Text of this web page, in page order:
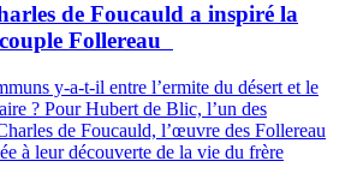
de Foucauld a inspiré la
Follereau
y-a-t-il entre l’ermite du désert et le
? Pour Hubert de Blic, l’un des
de Foucauld, l’œuvre des Follereau
à leur découverte de la vie du frère